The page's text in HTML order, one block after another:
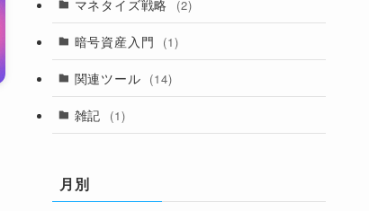
マネタイズ戦略 (2)
暗号資産入門 (1)
関連ツール (14)
雑記 (1)
月別